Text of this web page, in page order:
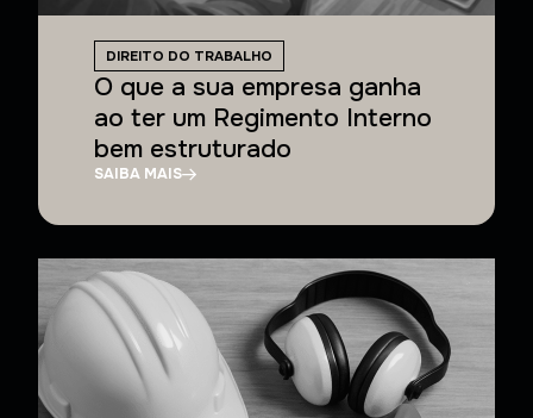
DIREITO DO TRABALHO
O que a sua empresa ganha
ao ter um Regimento Interno
bem estruturado
SAIBA MAIS